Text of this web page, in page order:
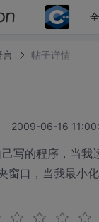
言 帖子详情
2009-06-16
写的程序，当
窗口，当我最小